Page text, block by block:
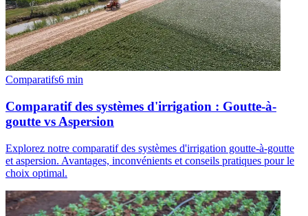
Comparatifs6 min
Comparatif des systèmes d'irrigation : Goutte-à-
goutte vs Aspersion
Explorez notre comparatif des systèmes d'irrigation goutte-à-goutte
et aspersion. Avantages, inconvénients et conseils pratiques pour le
choix optimal.